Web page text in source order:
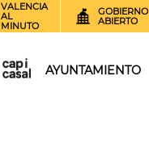
VALENCIA
AL
MINUTO
GOBIERNO
ABIERTO
AYUNTAMIENTO